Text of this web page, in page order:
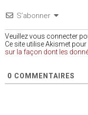
S’abonner
Veuillez vous connecter
Ce site utilise Akismet
sur la façon dont les
0 COMMENTAIRES